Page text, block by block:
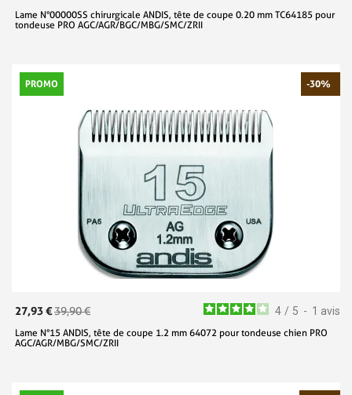
Lame N°00000SS chirurgicale ANDIS, tête de coupe 0.20 mm TC64185 pour
tondeuse PRO AGC/AGR/BGC/MBG/SMC/ZRII
PROMO -30%
4 / 5 - 1 avis
27,93 €39,90 €
Lame N°15 ANDIS, tête de coupe 1.2 mm 64072 pour tondeuse chien PRO
AGC/AGR/MBG/SMC/ZRII